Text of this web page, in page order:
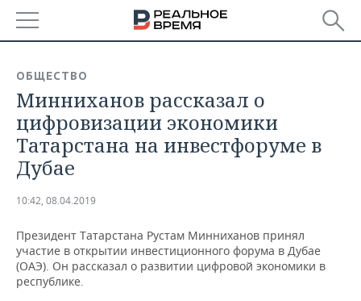
БАШКОРТОСТАН
ТАТАРСТАН
УДМУРТИЯ
НОВОСТИ
АНАЛИТИКА
НОВОСТИ АНАЛИТИКИ
ДЕКЛАРАЦИИ О ДОХОДАХ
КОРОЛИ ГОСЗАКАЗА ПФО
ВУЗЫ ТАТАРСТАНА
ЭКОНОМИКА
НОВОСТИ ЭКОНОМИКИ
ФИНАНСЫ
БАНКИ
ПРОМЫШЛЕННОСТЬ
НОВОСТИ
ПРОМЫШЛЕННОСТИ
АГРОПРОМ
НЕДВИЖИМОСТЬ
НОВОСТИ НЕДВИЖИМОСТИ
АВТО
ОБЩЕСТВО
Минниханов рассказал о
цифровизации экономики
Татарстана на инвестфоруме в
Дубае
10:42, 08.04.2019
Президент Татарстана Рустам Минниханов принял
участие в открытии инвестиционного форума в Дубае
(ОАЭ). Он рассказал о развитии цифровой экономики в
республике.